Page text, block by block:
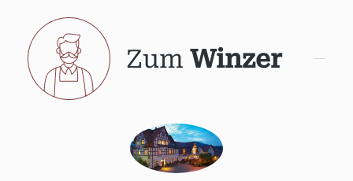
Zum Winzer